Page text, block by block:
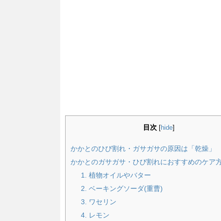
目次 [hide]
かかとのひび割れ・ガサガサの原因は「乾燥」
かかとのガサガサ・ひび割れにおすすめのケア
1. 植物オイルやバター
2. ベーキングソーダ(重曹)
3. ワセリン
4. レモン